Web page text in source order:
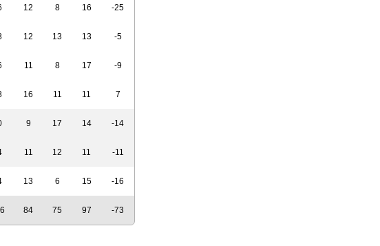
12 8 16 -25
12 13 13 -5
11 8 17 -9
16 11 11 7
9 17 14 -14
11 12 11 -11
13 6 15 -16
84 75 97 -73